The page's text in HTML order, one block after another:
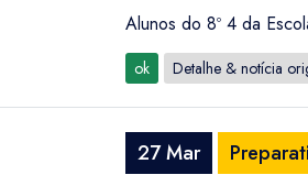
Alunos do 8º 4 da
ok Detalhe & notícia
27 Mar